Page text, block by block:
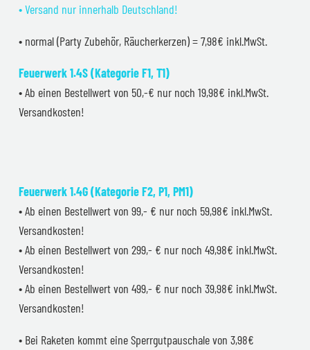
• Versand nur innerhalb Deutschland!
• normal (Party Zubehör, Räucherkerzen) = 7,98€ inkl.MwSt.
Feuerwerk 1.4S (Kategorie F1, T1)
• Ab einen Bestellwert von 50,-€ nur noch 19,98€ inkl.MwSt.
Versandkosten!
Feuerwerk 1.4G (Kategorie F2, P1, PM1)
• Ab einen Bestellwert von 99,- € nur noch 59,98€ inkl.MwSt.
Versandkosten!
• Ab einen Bestellwert von 299,- € nur noch 49,98€ inkl.MwSt.
Versandkosten!
• Ab einen Bestellwert von 499,- € nur noch 39,98€ inkl.MwSt.
Versandkosten!
• Bei Raketen kommt eine Sperrgutpauschale von 3,98€